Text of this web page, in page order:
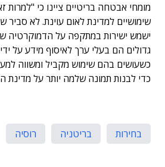
מומחי אבטחה בריטיים ציינו כי "למרות
שימושיים למדינת לאום עוינת. לא
ישמש ישירות במתקפה על הדמוקרטיה
גדולים הם בעלי ערך לאיסוף מידע על
כשעושים בהם שימוש מקביל ומשווה
כדי לבנות תמונה שלמה יותר על מדינת
בחירות בריטניה רוסיה